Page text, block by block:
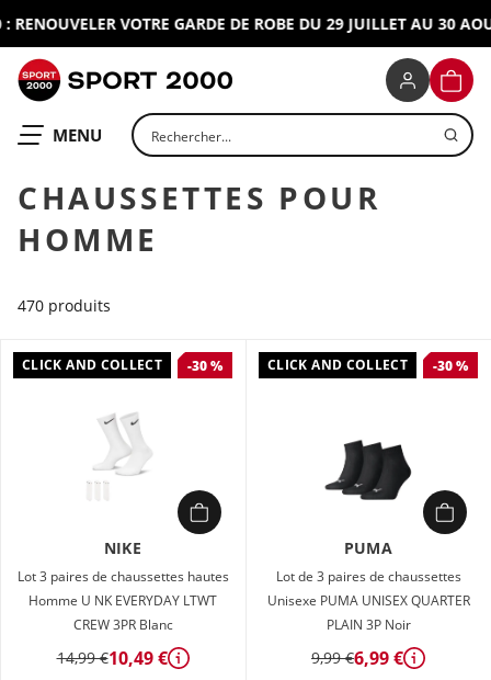
VOTRE GARDE DE ROBE DU 29 JUILLET AU 30
OUVRIR LE
MENU Rechercher un produit
CHAUSSETTES POUR
HOMME
470 produits
CLICK AND COLLECT -30 %
NIKE
Lot 3 paires de chaussettes hautes
Homme U NK EVERYDAY LTWT
CREW 3PR Blanc
14,99 €10,49 € Détails
CLICK AND COLLECT -30 %
PUMA
Lot de 3 paires de chaussettes
Unisexe PUMA UNISEX QUARTER
PLAIN 3P Noir
9,99 €6,99 € Détails